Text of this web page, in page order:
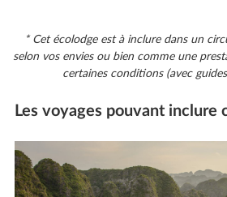
* Cet écolodge est à inclure dans un
selon vos envies ou bien comme une
certaines conditions (avec
Les voyages pouvant inclure